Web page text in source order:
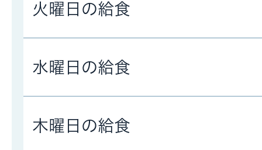
火曜日の給食
水曜日の給食
木曜日の給食